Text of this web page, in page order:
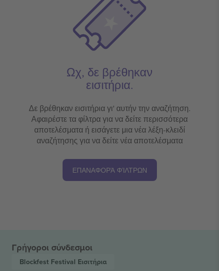
Ωχ, δε βρέθηκαν
εισιτήρια.
Δε βρέθηκαν εισιτήρια γι' αυτήν την αναζήτηση.
Αφαιρέστε τα φίλτρα για να δείτε περισσότερα
αποτελέσματα ή εισάγετε μια νέα λέξη-κλειδί
αναζήτησης για να δείτε νέα αποτελέσματα
ΕΠΑΝΑΦΟΡΆ ΦΊΛΤΡΩΝ
Γρήγοροι σύνδεσμοι
Blockfest Festival Εισιτήρια